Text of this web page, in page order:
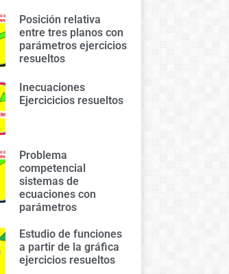
Posición relativa
entre tres planos con
parámetros ejercicios
resueltos
Inecuaciones
Ejercicicios resueltos
Problema
competencial
sistemas de
ecuaciones con
parámetros
Estudio de funciones
a partir de la gráfica
ejercicios resueltos